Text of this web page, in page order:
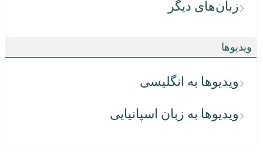
زبان‌های دیگر
ویدیوها
ویدیوها به انگلیسی
ویدیوها به زبان اسپانیایی